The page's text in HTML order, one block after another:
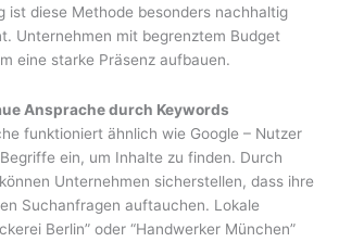
ist diese Methode besonders nachhaltig
Unternehmen mit begrenztem Budget
eine starke Präsenz aufbauen.
Ansprache durch Keywords
funktioniert ähnlich wie Google – Nutzer
ein, um Inhalte zu finden. Durch
Unternehmen sicherstellen, dass ihre
Suchanfragen auftauchen. Lokale
Berlin” oder “Handwerker München”